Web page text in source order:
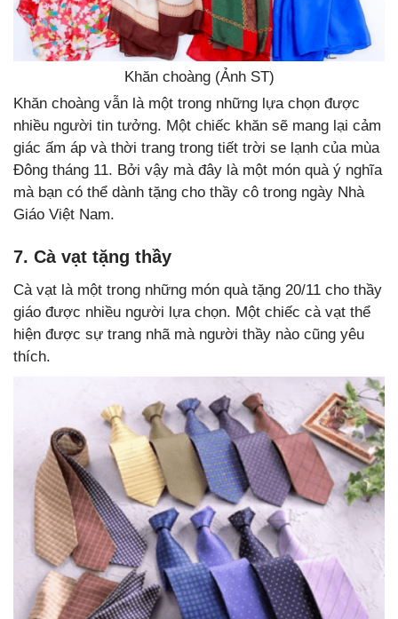
Khăn choàng (Ảnh ST)
Khăn choàng vẫn là một trong những lựa chọn được
nhiều người tin tưởng. Một chiếc khăn sẽ mang lại cảm
giác ấm áp và thời trang trong tiết trời se lạnh của mùa
Đông tháng 11. Bởi vậy mà đây là một món quà ý nghĩa
mà bạn có thể dành tặng cho thầy cô trong ngày Nhà
Giáo Việt Nam.
7. Cà vạt tặng thầy
Cà vạt là một trong những món quà tặng 20/11 cho thầy
giáo được nhiều người lựa chọn. Một chiếc cà vạt thể
hiện được sự trang nhã mà người thầy nào cũng yêu
thích.